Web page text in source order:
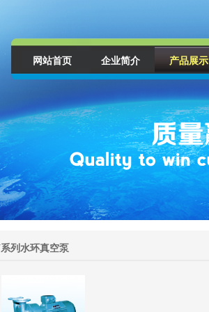
网站首页 企业简介 产品展示
列水环真空泵